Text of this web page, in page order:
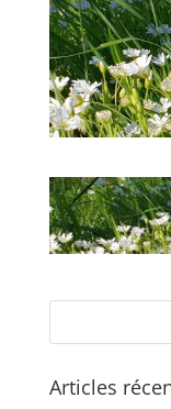
Articles